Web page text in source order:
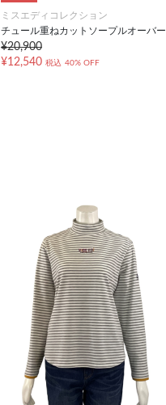
ミスエディコレクション
チュール重ねカットソープルオーバー
¥20,900
¥12,540 税込 40% OFF